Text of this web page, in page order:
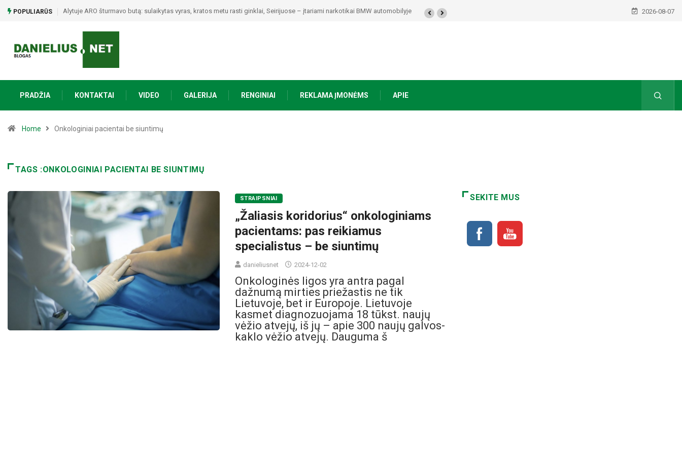
POPULIARŪS Alytuje ARO šturmavo butą: sulaikytas vyras, kratos metu rasti ginklai, Seirijuose – įtariami narkotikai BMW automobilyje 2026-08-07
PRADŽIA KONTAKTAI VIDEO GALERIJA RENGINIAI REKLAMA ĮMONĖMS APIE
Home Onkologiniai pacientai be siuntimų
TAGS :ONKOLOGINIAI PACIENTAI BE SIUNTIMŲ
STRAIPSNIAI
„Žaliasis koridorius“ onkologiniams
pacientams: pas reikiamus
specialistus – be siuntimų
danieliusnet 2024-12-02
Onkologinės ligos yra antra pagal
dažnumą mirties priežastis ne tik
Lietuvoje, bet ir Europoje. Lietuvoje
kasmet diagnozuojama 18 tūkst. naujų
vėžio atvejų, iš jų – apie 300 naujų galvos-
kaklo vėžio atvejų. Dauguma š
SEKITE MUS